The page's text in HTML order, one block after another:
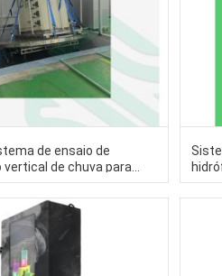
de ensaio de
de chuva para
de veículos
IPX1-X2